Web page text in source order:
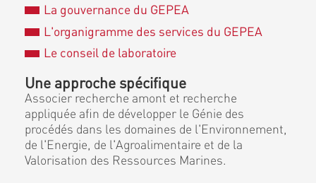
La gouvernance du GEPEA
L'organigramme des services du GEPEA
Le conseil de laboratoire
Une approche spécifique
Associer recherche amont et recherche
appliquée afin de développer le Génie des
procédés dans les domaines de l'Environnement,
de l'Energie, de l'Agroalimentaire et de la
Valorisation des Ressources Marines.